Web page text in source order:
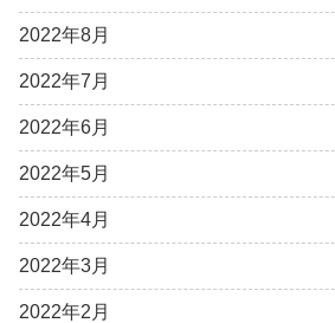
2022年8月
2022年7月
2022年6月
2022年5月
2022年4月
2022年3月
2022年2月